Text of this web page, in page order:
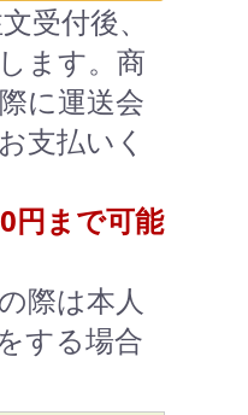
受付後、
ます。商
に運送会
支払いく
円まで可能
際は本人
する場合